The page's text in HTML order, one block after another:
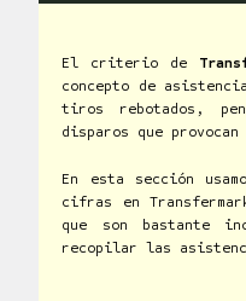
El criterio de
concepto de
tiros rebotados,
disparos que
En esta sección
cifras en
que son bastante
recopilar las